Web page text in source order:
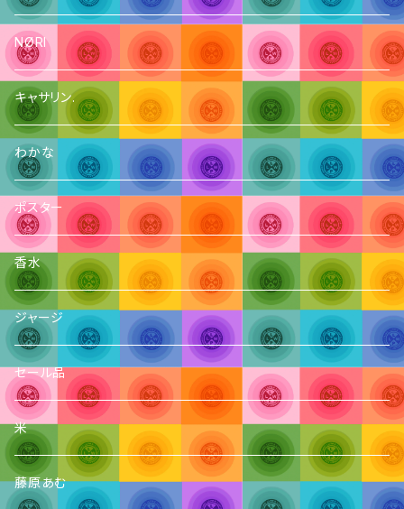
NØRI
キャサリン.
わかな
ポスター
香水
ジャージ
セール品
米
藤原あむ